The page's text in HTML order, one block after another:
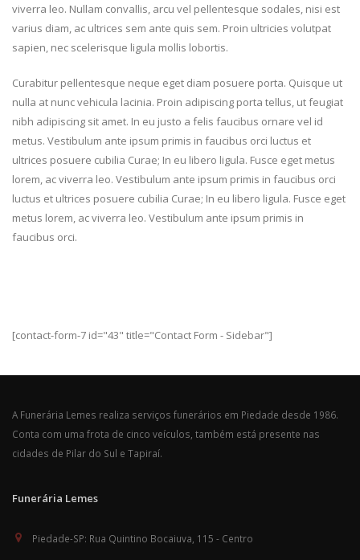
viverra leo. Nullam convallis, arcu vel pellentesque sodales, nisi est
varius diam, ac ultrices sem ante quis sem. Proin ultricies volutpat
sapien, nec scelerisque ligula mollis lobortis.
Curabitur pellentesque neque eget diam posuere porta. Quisque ut
nulla at nunc vehicula lacinia. Proin adipiscing porta tellus, ut feugiat
nibh adipiscing sit amet. In eu justo a felis faucibus ornare vel id
metus. Vestibulum ante ipsum primis in faucibus orci luctus et
ultrices posuere cubilia Curae; In eu libero ligula. Fusce eget metus
lorem, ac viverra leo. Vestibulum ante ipsum primis in faucibus orci
luctus et ultrices posuere cubilia Curae; In eu libero ligula. Fusce eget
metus lorem, ac viverra leo. Vestibulum ante ipsum primis in
faucibus orci.
[contact-form-7 id="43" title="Contact Form - Sidebar"]
A Funerária Lemes realiza serviços funerários em Piedade desde 1986.
Conta com uma frota de cinco veículos, também está presente nas
cidades de Pilar do Sul e Tapiraí.
Funerária Lemes
Piedade-SP: Rua Quintino Bocaiuva, 115 - Centro